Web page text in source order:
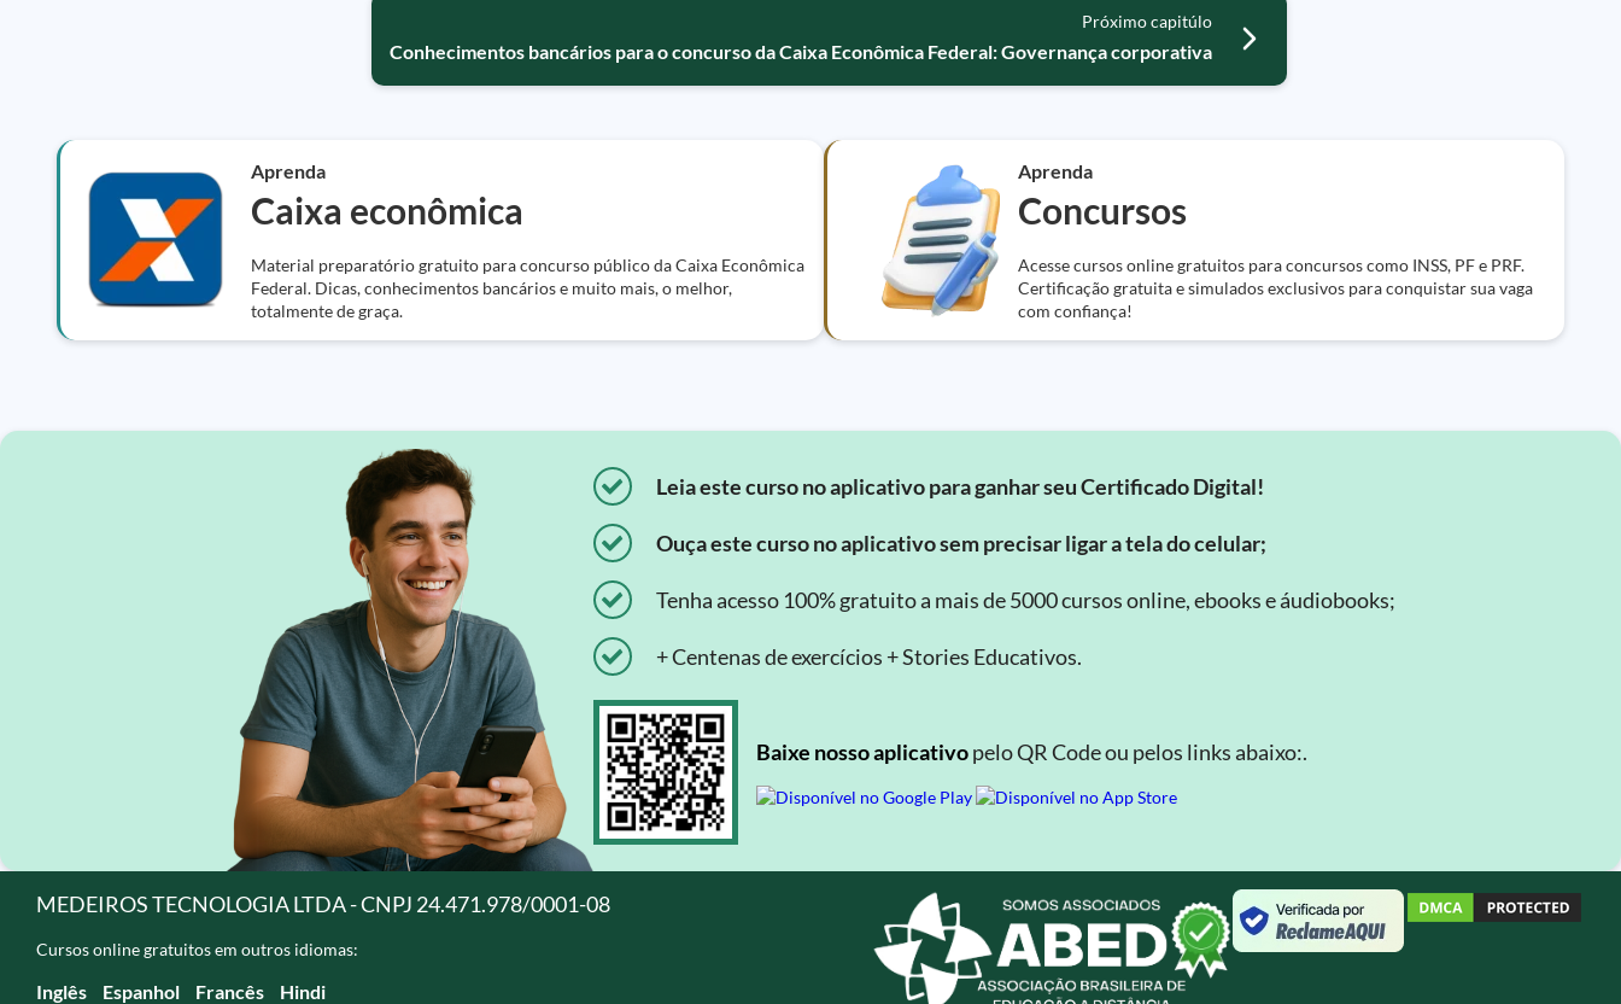
Próximo capitúlo
Conhecimentos bancários para o concurso da Caixa Econômica Federal: Governança corporativa
Aprenda
Caixa econômica
Material preparatório gratuito para concurso público da Caixa Econômica
Federal. Dicas, conhecimentos bancários e muito mais, o melhor,
totalmente de graça.
Aprenda
Concursos
Acesse cursos online gratuitos para concursos como INSS, PF e PRF.
Certificação gratuita e simulados exclusivos para conquistar sua vaga
com confiança!
Leia este curso no aplicativo para ganhar seu Certificado Digital!
Ouça este curso no aplicativo sem precisar ligar a tela do celular;
Tenha acesso 100% gratuito a mais de 5000 cursos online, ebooks e áudiobooks;
+ Centenas de exercícios + Stories Educativos.
Baixe nosso aplicativopelo QR Code ou pelos links abaixo:.
MEDEIROS TECNOLOGIA LTDA - CNPJ 24.471.978/0001-08
Cursos online gratuitos em outros idiomas:
Inglês Espanhol Francês Hindi